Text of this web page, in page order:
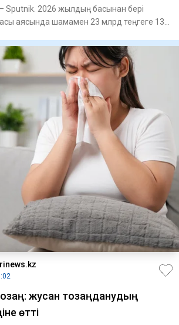
2026 жылдың басынан бері
аясында шамамен 23 млрд теңгеге 131
жусан тозаңданудың
өтті